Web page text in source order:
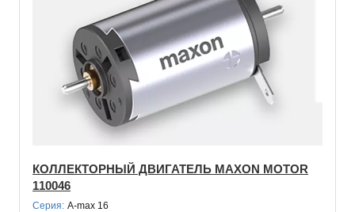
КОЛЛЕКТОРНЫЙ ДВИГАТЕЛЬ MAXON MOTOR
110046
Серия: A-max 16